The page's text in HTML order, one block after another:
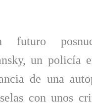
futuro
un policía
de una
con unos